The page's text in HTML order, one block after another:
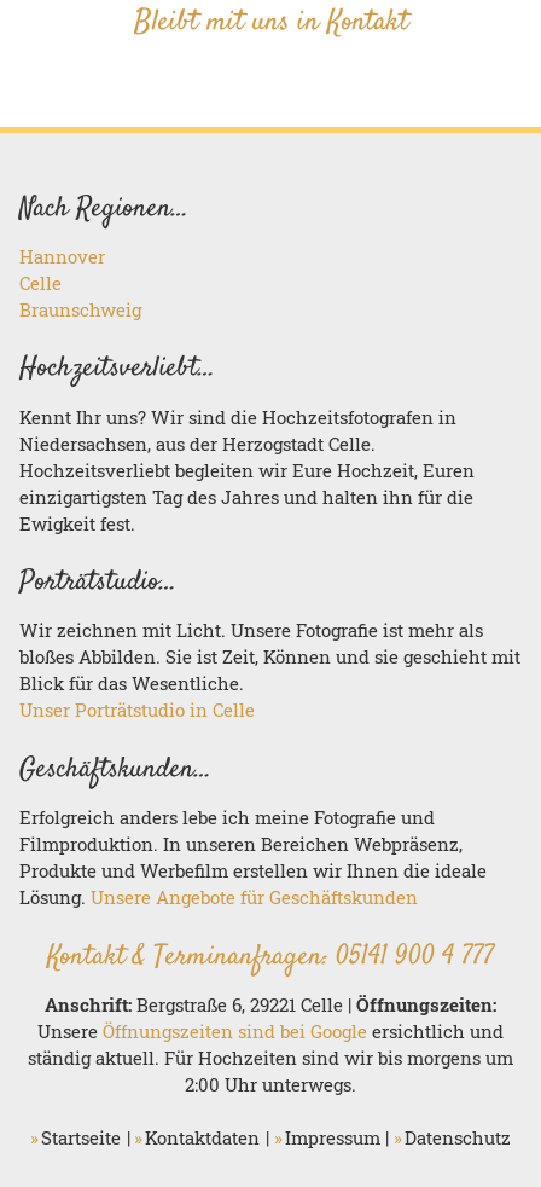
Bleibt mit uns in Kontakt
Nach Regionen…
Hannover
Celle
Braunschweig
Hochzeitsverliebt…
Kennt Ihr uns? Wir sind die Hochzeitsfotografen in
Niedersachsen, aus der Herzogstadt Celle.
Hochzeitsverliebt begleiten wir Eure Hochzeit, Euren
einzigartigsten Tag des Jahres und halten ihn für die
Ewigkeit fest.
Porträtstudio…
Wir zeichnen mit Licht. Unsere Fotografie ist mehr als
bloßes Abbilden. Sie ist Zeit, Können und sie geschieht mit
Blick für das Wesentliche.
Unser Porträtstudio in Celle
Geschäftskunden…
Erfolgreich anders lebe ich meine Fotografie und
Filmproduktion. In unseren Bereichen Webpräsenz,
Produkte und Werbefilm erstellen wir Ihnen die ideale
Lösung. Unsere Angebote für Geschäftskunden
Kontakt & Terminanfragen: 05141 900 4 777
Anschrift: Bergstraße 6, 29221 Celle | Öffnungszeiten:
Unsere Öffnungszeiten sind bei Google ersichtlich und
ständig aktuell. Für Hochzeiten sind wir bis morgens um
2:00 Uhr unterwegs.
Startseite Kontaktdaten Impressum Datenschutz